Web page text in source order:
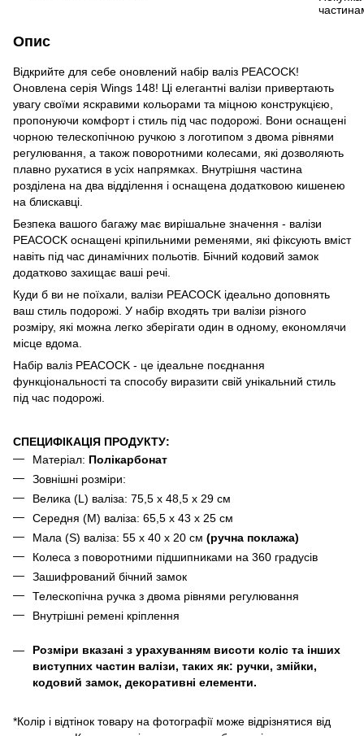
Опис
Відкрийте для себе оновлений набір валіз PEACOCK!
Оновлена серія Wings 148! Ці елегантні валізи привертають
увагу своїми яскравими кольорами та міцною конструкцією,
пропонуючи комфорт і стиль під час подорожі. Вони оснащені
чорною телескопічною ручкою з логотипом з двома рівнями
регулювання, а також поворотними колесами, які дозволяють
плавно рухатися в усіх напрямках. Внутрішня частина
розділена на два відділення і оснащена додатковою кишенею
на блискавці.
Безпека вашого багажу має вирішальне значення - валізи
PEACOCK оснащені кріпильними ременями, які фіксують вміст
навіть під час динамічних польотів. Бічний кодовий замок
додатково захищає ваші речі.
Куди б ви не поїхали, валізи PEACOCK ідеально доповнять
ваш стиль подорожі. У набір входять три валізи різного
розміру, які можна легко зберігати один в одному, економлячи
місце вдома.
Набір валіз PEACOCK - це ідеальне поєднання
функціональності та способу виразити свій унікальний стиль
під час подорожі.
СПЕЦИФІКАЦІЯ ПРОДУКТУ:
Матеріал: Полікарбонат
Зовнішні розміри:
Велика (L) валіза: 75,5 x 48,5 x 29 см
Середня (M) валіза: 65,5 x 43 x 25 см
Мала (S) валіза: 55 x 40 x 20 см (ручна поклажа)
Колеса з поворотними підшипниками на 360 градусів
Зашифрований бічний замок
Телескопічна ручка з двома рівнями регулювання
Внутрішні ремені кріплення
Розміри вказані з урахуванням висоти коліс та інших
виступних частин валізи, таких як: ручки, змійки,
кодовий замок, декоративні елементи.
*Колір і відтінок товару на фотографії може відрізнятися від